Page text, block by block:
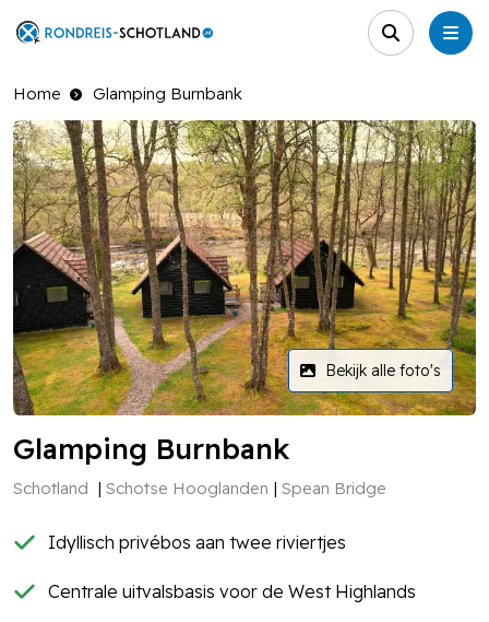
Home Glamping Burnbank
Bekijk alle foto's
Glamping Burnbank
Schotland Schotse Hooglanden Spean Bridge
Idyllisch privébos aan twee riviertjes
Centrale uitvalsbasis voor de West Highlands